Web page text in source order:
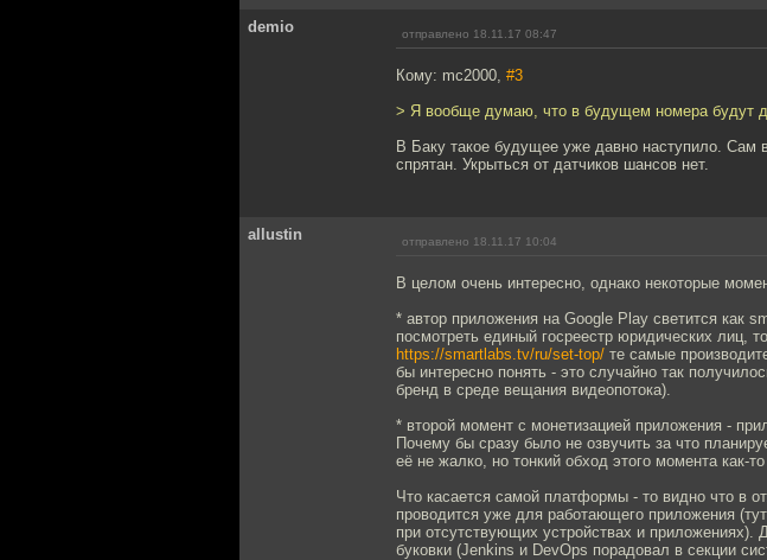
demio отправлено 18.11.17 08:47
Кому: mc2000, #3
> Я вообще думаю, что в будущем номера будут
В Баку такое будущее уже давно наступило.
спрятан. Укрыться от датчиков шансов нет.
allustin отправлено 18.11.17 10:04
В целом очень интересно, однако некоторые
* автор приложения на Google Play светится как
посмотреть единый госреестр юридических лиц,
https://smartlabs.tv/ru/set-top/ те самые
бы интересно понять - это случайно так
бренд в среде вещания видеопотока).
* второй момент с монетизацией приложения -
Почему бы сразу было не озвучить за что
её не жалко, но тонкий обход этого момента как-
Что касается самой платформы - то видно что в
проводится уже для работающего приложения
при отсутствующих устройствах и
буковки (Jenkins и DevOps порадовал в секции